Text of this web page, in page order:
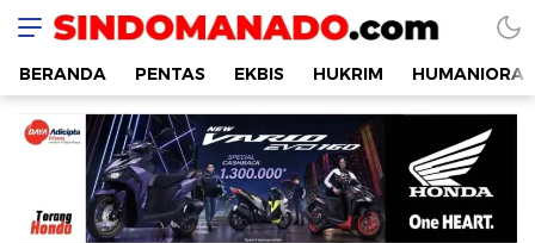
SINDOMANADO
Informatif dan Edukatif
BERANDA PENTAS EKBIS HUKRIM HUMANIORA